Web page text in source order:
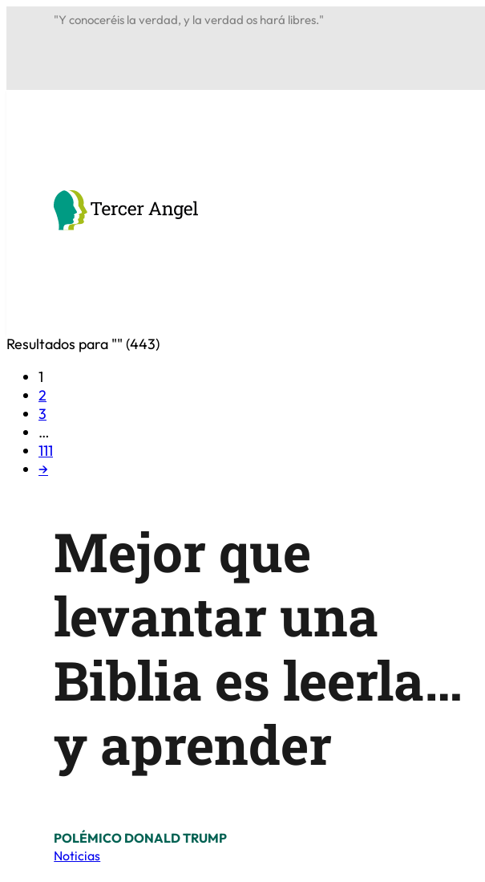
"Y conoceréis la verdad, y la verdad os hará libres."
Resultados para "" (443)
1
2
3
…
111
→
Mejor que
levantar una
Biblia es leerla…
y aprender
POLÉMICO DONALD TRUMP
Noticias